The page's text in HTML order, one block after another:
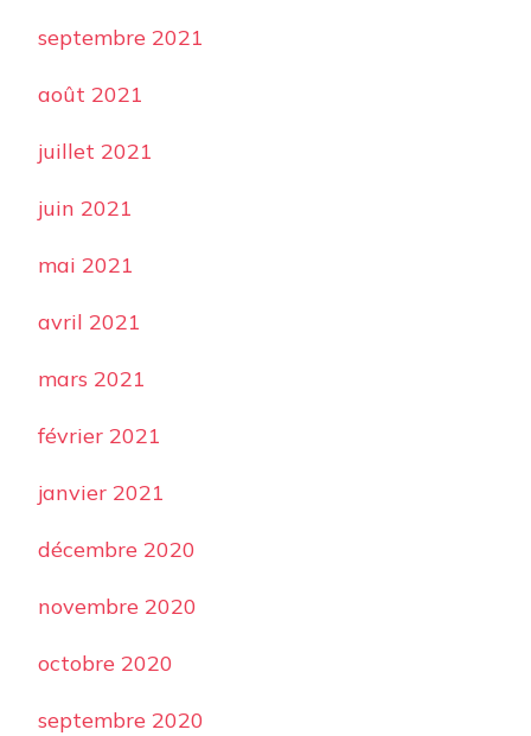
septembre 2021
août 2021
juillet 2021
juin 2021
mai 2021
avril 2021
mars 2021
février 2021
janvier 2021
décembre 2020
novembre 2020
octobre 2020
septembre 2020